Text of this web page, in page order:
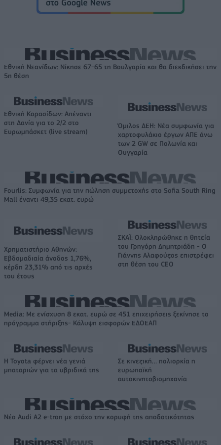
Εθνική Νεανίδων: Νίκησε 67-65 τη Βουλγαρία και θα διεκδικήσει την
5η θέση
Εθνική Κορασίδων: Απέναντι
στη Δανία για το 2/2 στο
Ευρωμπάσκετ (live stream)
Όμιλος ΔΕΗ: Νέα συμφωνία για
χαρτοφυλάκιο έργων ΑΠΕ άνω
των 2 GW σε Πολωνία και
Ουγγαρία
Fourlis: Συμφωνία για την πώληση συμμετοχής στο Sofia South Ring
Mall έναντι 49,35 εκατ. ευρώ
Χρηματιστήριο Αθηνών:
Εβδομαδιαία άνοδος 1,76%,
κέρδη 23,31% από τις αρχές
του έτους
ΣΚΑΪ: Ολοκληρώθηκε η θητεία
του Γρηγόρη Δημητριάδη - Ο
Γιάννης Αλαφούζος επιστρέφει
στη θέση του CEO
Media: Με ενίσχυση 8 εκατ. ευρώ σε 451 επιχειρήσεις ξεκίνησε το
πρόγραμμα στήριξης- Κάλυψη εισφορών ΕΔΟΕΑΠ
Η Toyota φέρνει νέα γενιά
μπαταριών για τα υβριδικά της
Σε κινεζική… πολιορκία η
ευρωπαϊκή
αυτοκινητοβιομηχανία
Νέο Audi A2 e-tron με στόχο την κορυφή της αποδοτικότητας